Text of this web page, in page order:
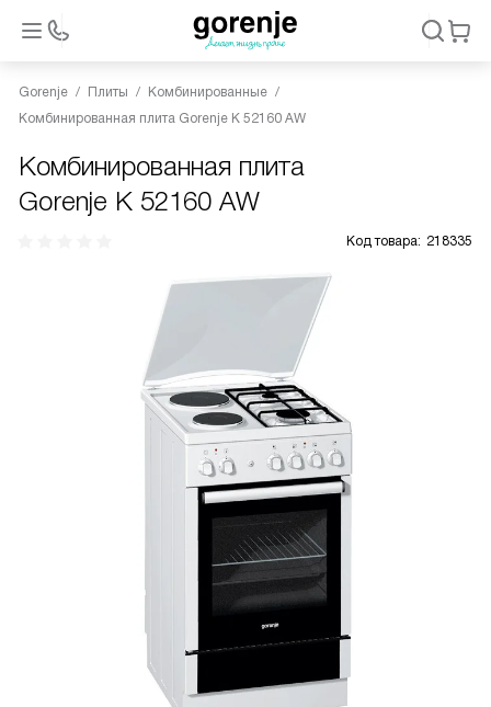
Gorenje Плиты
Комбинированные
Комбинированная плита Gorenje K 52160 AW
Комбинированная плита
Gorenje K 52160 AW
Код товара: 218335